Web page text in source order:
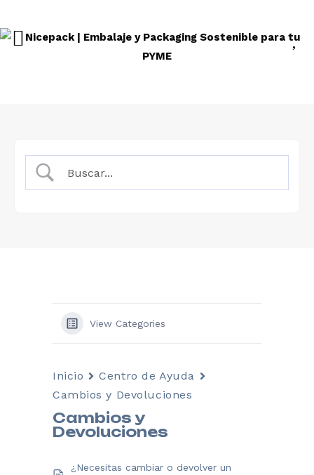
View Categories
Inicio
Centro de Ayuda
Cambios y Devoluciones
Cambios y
Devoluciones
¿Necesitas cambiar o devolver un